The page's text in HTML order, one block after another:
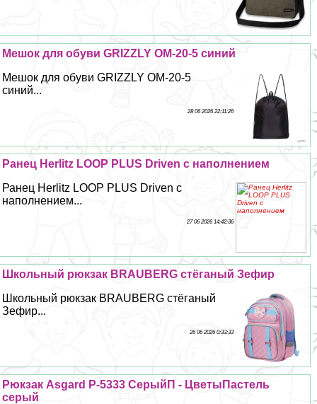
Мешок для обуви GRIZZLY OM-20-5 синий
Мешок для обуви GRIZZLY OM-20-5
синий...
28 06 2026 22:11:26
Ранец Herlitz LOOP PLUS Driven с наполнением
Ранец Herlitz LOOP PLUS Driven с
наполнением...
27 06 2026 14:42:36
Школьный рюкзак BRAUBERG стёганый Зефир
Школьный рюкзак BRAUBERG стёганый
Зефир...
26 06 2026 0:33:33
Рюкзак Asgard Р-5333 СерыйП - ЦветыПастель
серый